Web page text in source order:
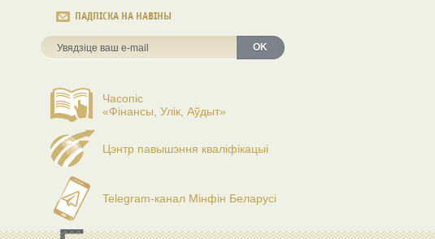
ПАДПІСКА НА НАВІНЫ
OK
Часопіс
«Фінансы, Улік, Аўдыт»
Цэнтр павышэння кваліфікацыі
Telegram-канал Мінфін Беларусі